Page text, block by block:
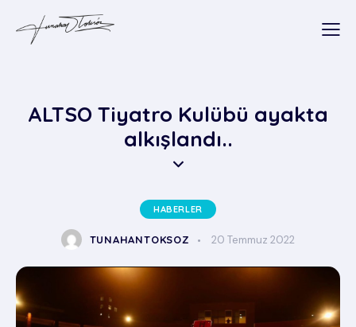
ALTSO Tiyatro Kulübü ayakta
alkışlandı..
HABERLER
TUNAHANTOKSOZ 20 Temmuz 2022